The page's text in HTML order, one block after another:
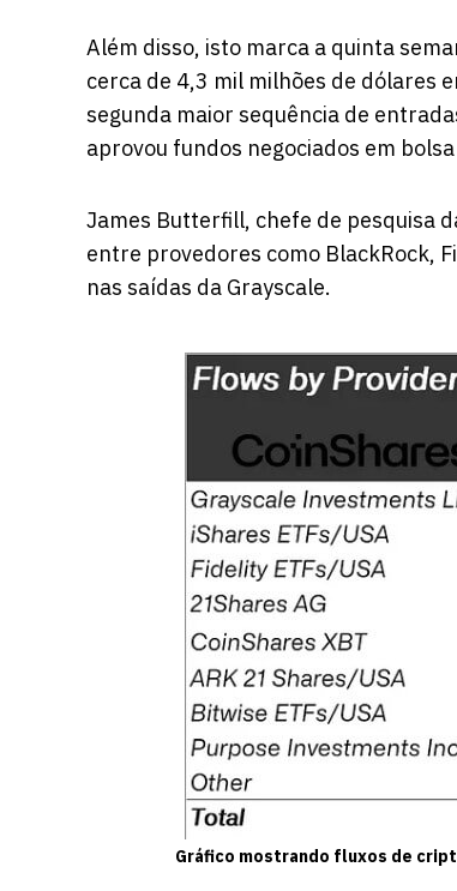
Além disso, isto marca a quinta
cerca de 4,3 mil milhões de dólares
segunda maior sequência de
aprovou fundos negociados em
James Butterfill, chefe de pesquisa
entre provedores como BlackRock,
nas saídas da Grayscale.
Gráfico mostrando fluxos de